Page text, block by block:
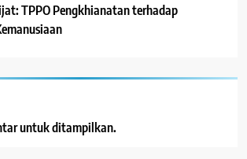
TPPO Pengkhianatan terhadap
untuk ditampilkan.